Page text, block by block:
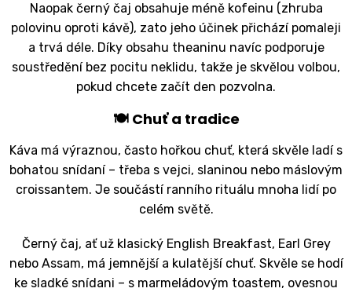
Naopak černý čaj obsahuje méně kofeinu (zhruba
polovinu oproti kávě), zato jeho účinek přichází pomaleji
a trvá déle. Díky obsahu theaninu navíc podporuje
soustředění bez pocitu neklidu, takže je skvělou volbou,
pokud chcete začít den pozvolna.
🍽 Chuť a tradice
Káva má výraznou, často hořkou chuť, která skvěle ladí s
bohatou snídaní – třeba s vejci, slaninou nebo máslovým
croissantem. Je součástí ranního rituálu mnoha lidí po
celém světě.
Černý čaj, ať už klasický English Breakfast, Earl Grey
nebo Assam, má jemnější a kulatější chuť. Skvěle se hodí
ke sladké snídani – s marmeládovým toastem, ovesnou